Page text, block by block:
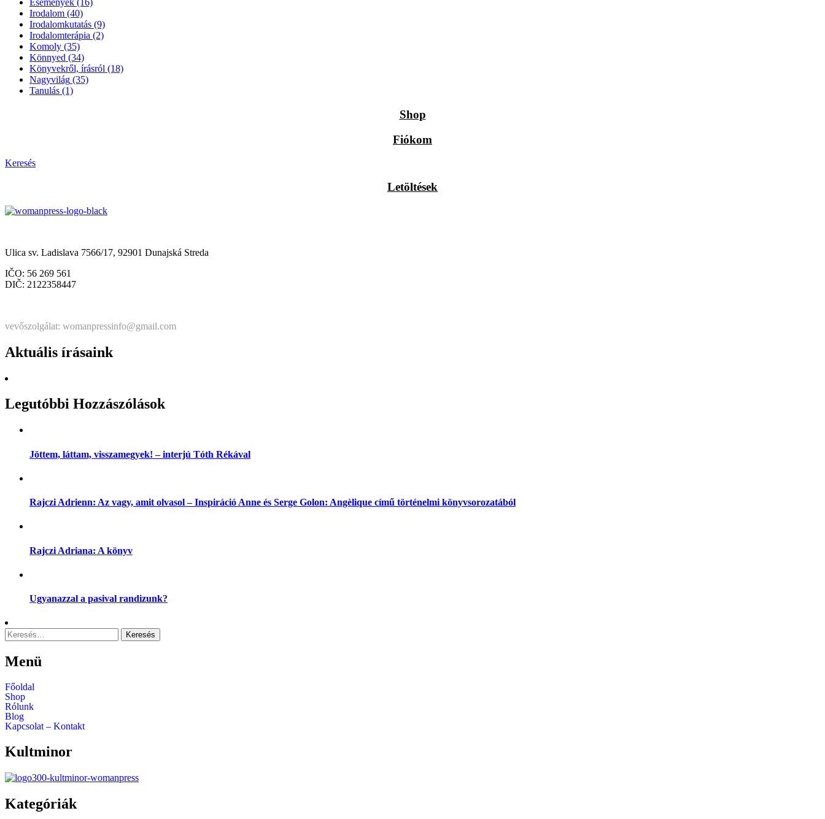
Események (16)
Irodalom (40)
Irodalomkutatás (9)
Irodalomterápia (2)
Komoly (35)
Könnyed (34)
Könyvekről, írásról (18)
Nagyvilág (35)
Tanulás (1)
Shop
Fiókom
Keresés
Letöltések
Ulica sv. Ladislava 7566/17, 92901 Dunajská Streda
IČO: 56 269 561
DIČ: 2122358447
vevőszolgálat: womanpressinfo@gmail.com
Aktuális írásaink
Legutóbbi Hozzászólások
Jöttem, láttam, visszamegyek! – interjú Tóth Rékával
Rajczi Adrienn: Az vagy, amit olvasol – Inspiráció Anne és Serge Golon: Angèlique című történelmi könyvsorozatából
Rajczi Adriana: A könyv
Ugyanazzal a pasival randizunk?
Keresés:
Menü
Főoldal
Shop
Rólunk
Blog
Kapcsolat – Kontakt
Kultminor
Kategóriák